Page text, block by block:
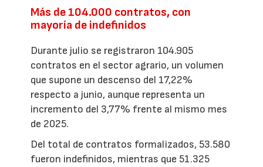
Más de 104.000 contratos, con
mayoría de indefinidos
Durante julio se registraron 104.905
contratos en el sector agrario, un volumen
que supone un descenso del 17,22%
respecto a junio, aunque representa un
incremento del 3,77% frente al mismo mes
de 2025.
Del total de contratos formalizados, 53.580
fueron indefinidos, mientras que 51.325